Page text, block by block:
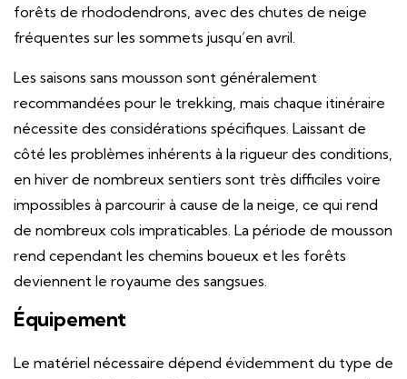
forêts de rhododendrons, avec des chutes de neige
fréquentes sur les sommets jusqu’en avril.
Les saisons sans mousson sont généralement
recommandées pour le trekking, mais chaque itinéraire
nécessite des considérations spécifiques. Laissant de
côté les problèmes inhérents à la rigueur des conditions,
en hiver de nombreux sentiers sont très difficiles voire
impossibles à parcourir à cause de la neige, ce qui rend
de nombreux cols impraticables. La période de mousson
rend cependant les chemins boueux et les forêts
deviennent le royaume des sangsues.
Équipement
Le matériel nécessaire dépend évidemment du type de